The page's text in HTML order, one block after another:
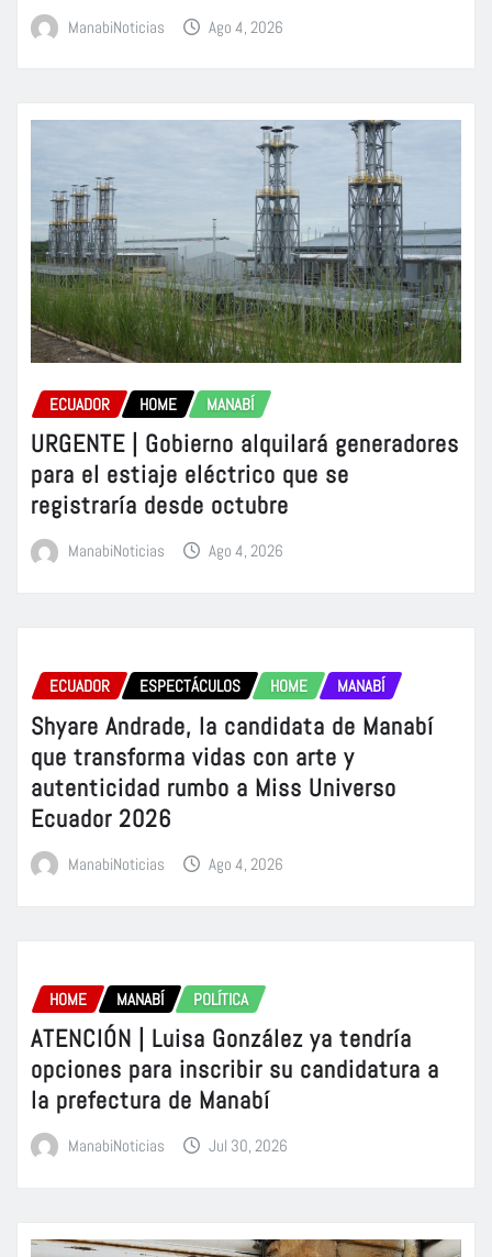
ManabiNoticias Ago 4, 2026
ECUADOR HOME MANABÍ
URGENTE | Gobierno alquilará generadores
para el estiaje eléctrico que se
registraría desde octubre
ManabiNoticias Ago 4, 2026
ECUADOR ESPECTÁCULOS HOME MANABÍ
Shyare Andrade, la candidata de Manabí
que transforma vidas con arte y
autenticidad rumbo a Miss Universo
Ecuador 2026
ManabiNoticias Ago 4, 2026
HOME MANABÍ POLÍTICA
ATENCIÓN | Luisa González ya tendría
opciones para inscribir su candidatura a
la prefectura de Manabí
ManabiNoticias Jul 30, 2026